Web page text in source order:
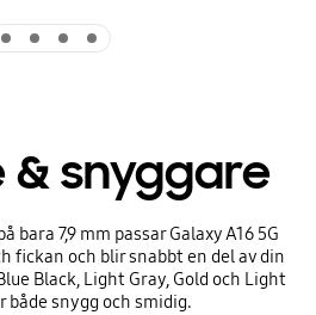
& snyggare
bara 7,9 mm passar Galaxy A16 5G
fickan och blir snabbt en del av din
Black, Light Gray, Gold och Light
både snygg och smidig.